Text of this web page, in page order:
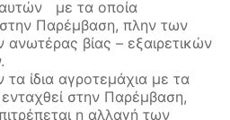
με τα οποία
Παρέμβαση, πλην των
βίας – εξαιρετικών
τα ίδια αγροτεμάχια με τα
στην Παρέμβαση,
η αλλαγή των